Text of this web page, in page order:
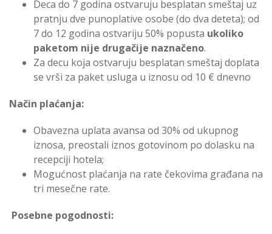
Deca do 7 godina ostvaruju besplatan smeštaj uz
pratnju dve punoplative osobe (do dva deteta); od
7 do 12 godina ostvariju 50% popusta ukoliko
paketom nije drugačije naznačeno.
Za decu koja ostvaruju besplatan smeštaj doplata
se vrši za paket usluga u iznosu od 10 € dnevno
Način plaćanja:
Obavezna uplata avansa od 30% od ukupnog
iznosa, preostali iznos gotovinom po dolasku na
recepciji hotela;
Mogućnost plaćanja na rate čekovima građana na
tri mesečne rate.
Posebne pogodnosti: